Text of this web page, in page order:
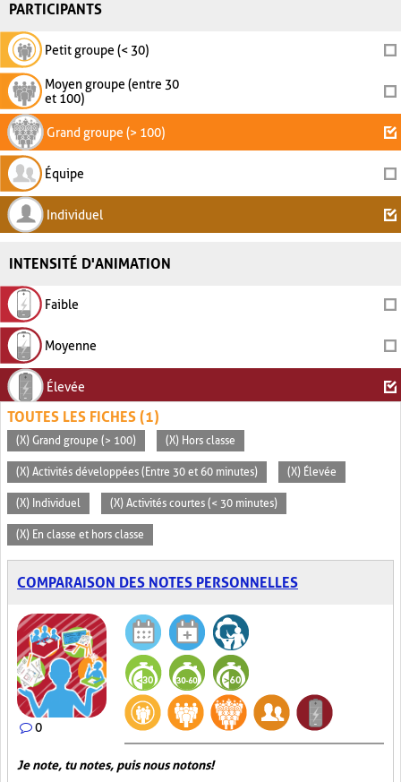
PARTICIPANTS
Petit groupe (< 30)
Moyen groupe (entre 30
et 100)
Grand groupe (> 100)
Équipe
Individuel
INTENSITÉ D'ANIMATION
Faible
Moyenne
Élevée
TOUTES LES FICHES (1)
(X) Grand groupe (> 100) (X) Hors classe
(X) Activités développées (Entre 30 et 60 minutes) (X) Élevée
(X) Individuel (X) Activités courtes (< 30 minutes)
(X) En classe et hors classe
COMPARAISON DES NOTES PERSONNELLES
0
Je note, tu notes, puis nous notons!